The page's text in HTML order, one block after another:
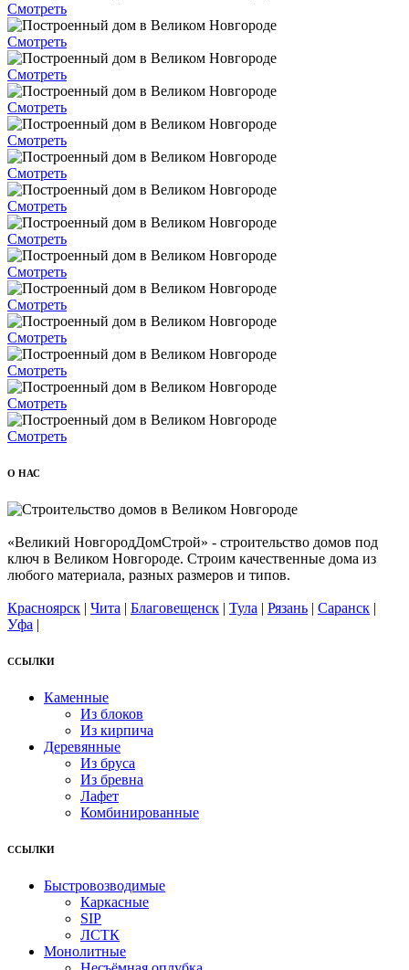
Смотреть
Смотреть
Смотреть
Смотреть
Смотреть
Смотреть
Смотреть
Смотреть
Смотреть
Смотреть
Смотреть
Смотреть
Смотреть
Смотреть
О НАС
«Великий НовгородДомСтрой» - строительство домов под
ключ в Великом Новгороде. Строим качественные дома из
любого материала, разных размеров и типов.
Красноярск | Чита | Благовещенск | Тула | Рязань | Саранск |
Уфа |
ССЫЛКИ
Каменные
Из блоков
Из кирпича
Деревянные
Из бруса
Из бревна
Лафет
Комбинированные
ССЫЛКИ
Быстровозводимые
Каркасные
SIP
ЛСТК
Монолитные